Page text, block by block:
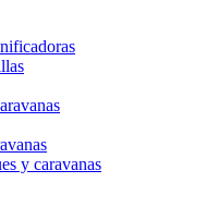
y caravanas